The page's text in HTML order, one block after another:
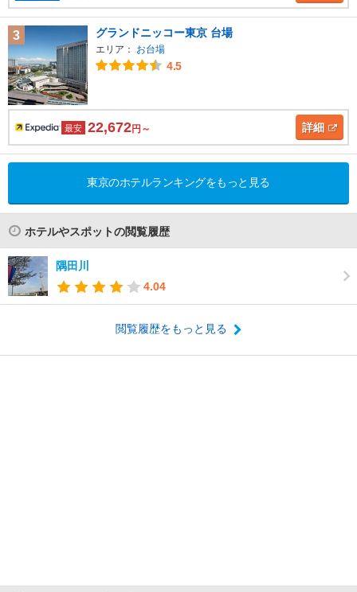
3 グランドニッコー東京 台場
エリア： お台場
4.5
最安 22,672円～ 詳細
東京のホテルランキングをもっと見る
ホテルやスポットの閲覧履歴
隅田川
4.04
閲覧履歴をもっと見る